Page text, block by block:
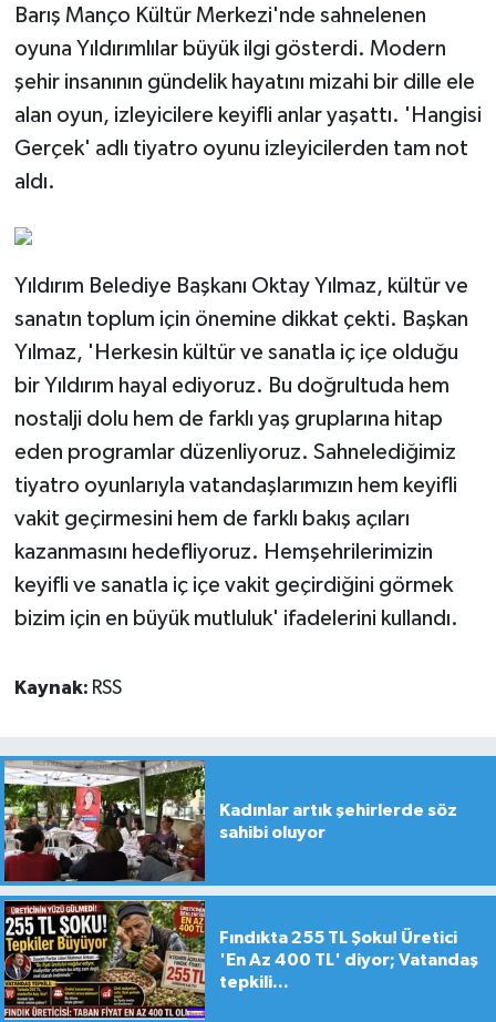
Barış Manço Kültür Merkezi'nde sahnelenen
oyuna Yıldırımlılar büyük ilgi gösterdi. Modern
şehir insanının gündelik hayatını mizahi bir dille ele
alan oyun, izleyicilere keyifli anlar yaşattı. 'Hangisi
Gerçek' adlı tiyatro oyunu izleyicilerden tam not
aldı.
Yıldırım Belediye Başkanı Oktay Yılmaz, kültür ve
sanatın toplum için önemine dikkat çekti. Başkan
Yılmaz, 'Herkesin kültür ve sanatla iç içe olduğu
bir Yıldırım hayal ediyoruz. Bu doğrultuda hem
nostalji dolu hem de farklı yaş gruplarına hitap
eden programlar düzenliyoruz. Sahnelediğimiz
tiyatro oyunlarıyla vatandaşlarımızın hem keyifli
vakit geçirmesini hem de farklı bakış açıları
kazanmasını hedefliyoruz. Hemşehrilerimizin
keyifli ve sanatla iç içe vakit geçirdiğini görmek
bizim için en büyük mutluluk' ifadelerini kullandı.
Kaynak: RSS
Kadınlar artık şehirlerde söz
sahibi oluyor
Fındıkta 255 TL Şoku! Üretici
'En Az 400 TL' diyor; Vatandaş
tepkili...